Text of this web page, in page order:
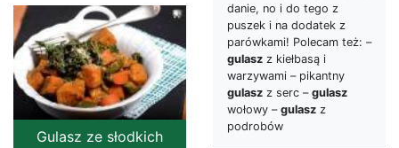
danie, no i do tego z
puszek i na dodatek z
parówkami! Polecam też: –
gulasz z kiełbasą i
warzywami – pikantny
gulasz z serc – gulasz
wołowy – gulasz z
podrobów
Gulasz ze słodkich